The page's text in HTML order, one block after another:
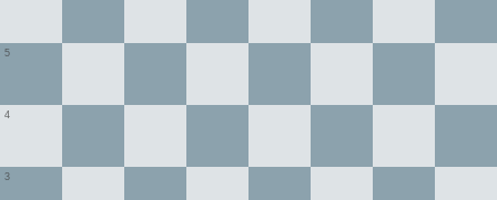
3
4
5